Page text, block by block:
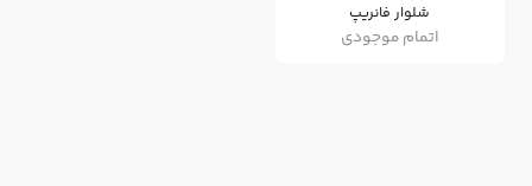
شلوار فانریپ
اتمام موجودی